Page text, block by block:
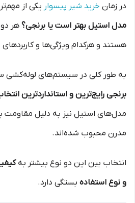
در زمان خرید شیر پیسوار یکی از
مدل استیل بهتر است یا برنجی؟ هر دو
هستند و هرکدام ویژگی‌ها و
به طور کلی در سیستم‌های لوله‌کشی
برنجی رایج‌ترین و استانداردترین
مدل‌های استیل نیز به دلیل مقاومت
مدرن محبوب شده‌اند.
انتخاب بین این دو نوع بیشتر به
و نوع استفاده بستگی دارد.